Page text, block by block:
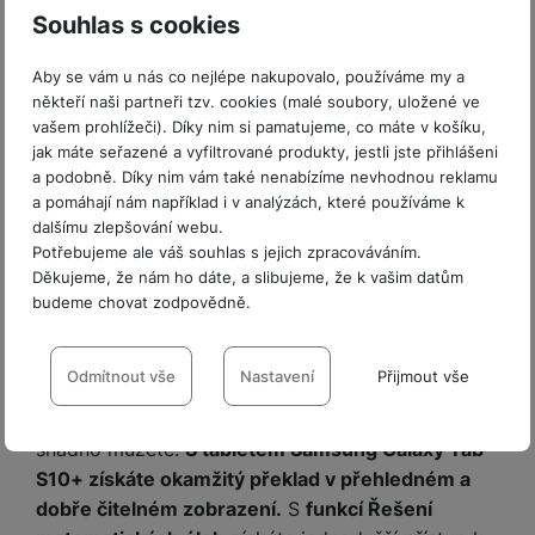
Souhlas s cookies
Aby se vám u nás co nejlépe nakupovalo, používáme my a
někteří naši partneři tzv. cookies (malé soubory, uložené ve
vašem prohlížeči). Díky nim si pamatujeme, co máte v košíku,
jak máte seřazené a vyfiltrované produkty, jestli jste přihlášeni
a podobně. Díky nim vám také nenabízíme nevhodnou reklamu
a pomáhají nám například i v analýzách, které používáme k
dalšímu zlepšování webu.
Potřebujeme ale váš souhlas s jejich zpracováváním.
Děkujeme, že nám ho dáte, a slibujeme, že k vašim datům
budeme chovat zodpovědně.
Nastavení souhlasů s kategoriemi
cookies
VŽDY AKTIVNÍ
Technické cookies umožňují váš průchod nákupním košíkem,
Odmítnout vše Nastavení Přijmout vše
Pořizujte poznámky ze schůzky, aniž byste
schůzky nahrát a poté nechat pořízenou zvukovou
stopu přepsat do textu.Aplikace Galaxy AInavíc
dokáže posléze tytopoznámky formátovat a
shrnout. Formátování všech vašich poznámek
bude odteď ještě snazší vrežimu rozdělené
obrazovky. S jeho pomocí můžete v jeden moment
třeba měnit formátování a zároveň sledovat
původní text.Samsung Galaxy Tab S10 Plus.
Překládejte celé PDF soubory
a řešte matematické úlohy.
Potřebujete si přečíst soubor ve formátu .pdf
snadno můžete.S tabletem Samsung Galaxy Tab
S10+ získáte okamžitý překlad v přehledném a
dobře čitelném zobrazení. S funkcí Řešení